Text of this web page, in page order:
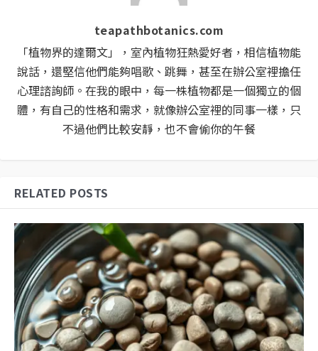
teapathbotanics.com
「植物界的達爾文」，室內植物狂熱愛好者，相信植物能
說話，還堅信他們能夠唱歌、跳舞，甚至在辦公室裡擔任
心理諮詢師。在我的眼中，每一株植物都是一個獨立的個
體，有自己的性格和需求，就像辦公室裡的同事一樣，只
不過他們比較安靜，也不會偷你的午餐
RELATED POSTS